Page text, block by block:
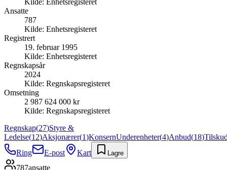
Ansatte
787
Kilde: Enhetsregisteret
Registrert
19. februar 1995
Kilde: Enhetsregisteret
Regnskapsår
2024
Kilde: Regnskapsregisteret
Omsetning
2 987 624 000 kr
Kilde: Regnskapsregisteret
Regnskap(27)Styre &
Ledelse(12)Aksjonærer(1)KonsernUnderenheter(4)Anbud(18)
Ring
E-post Kart Lagre
787ansatte